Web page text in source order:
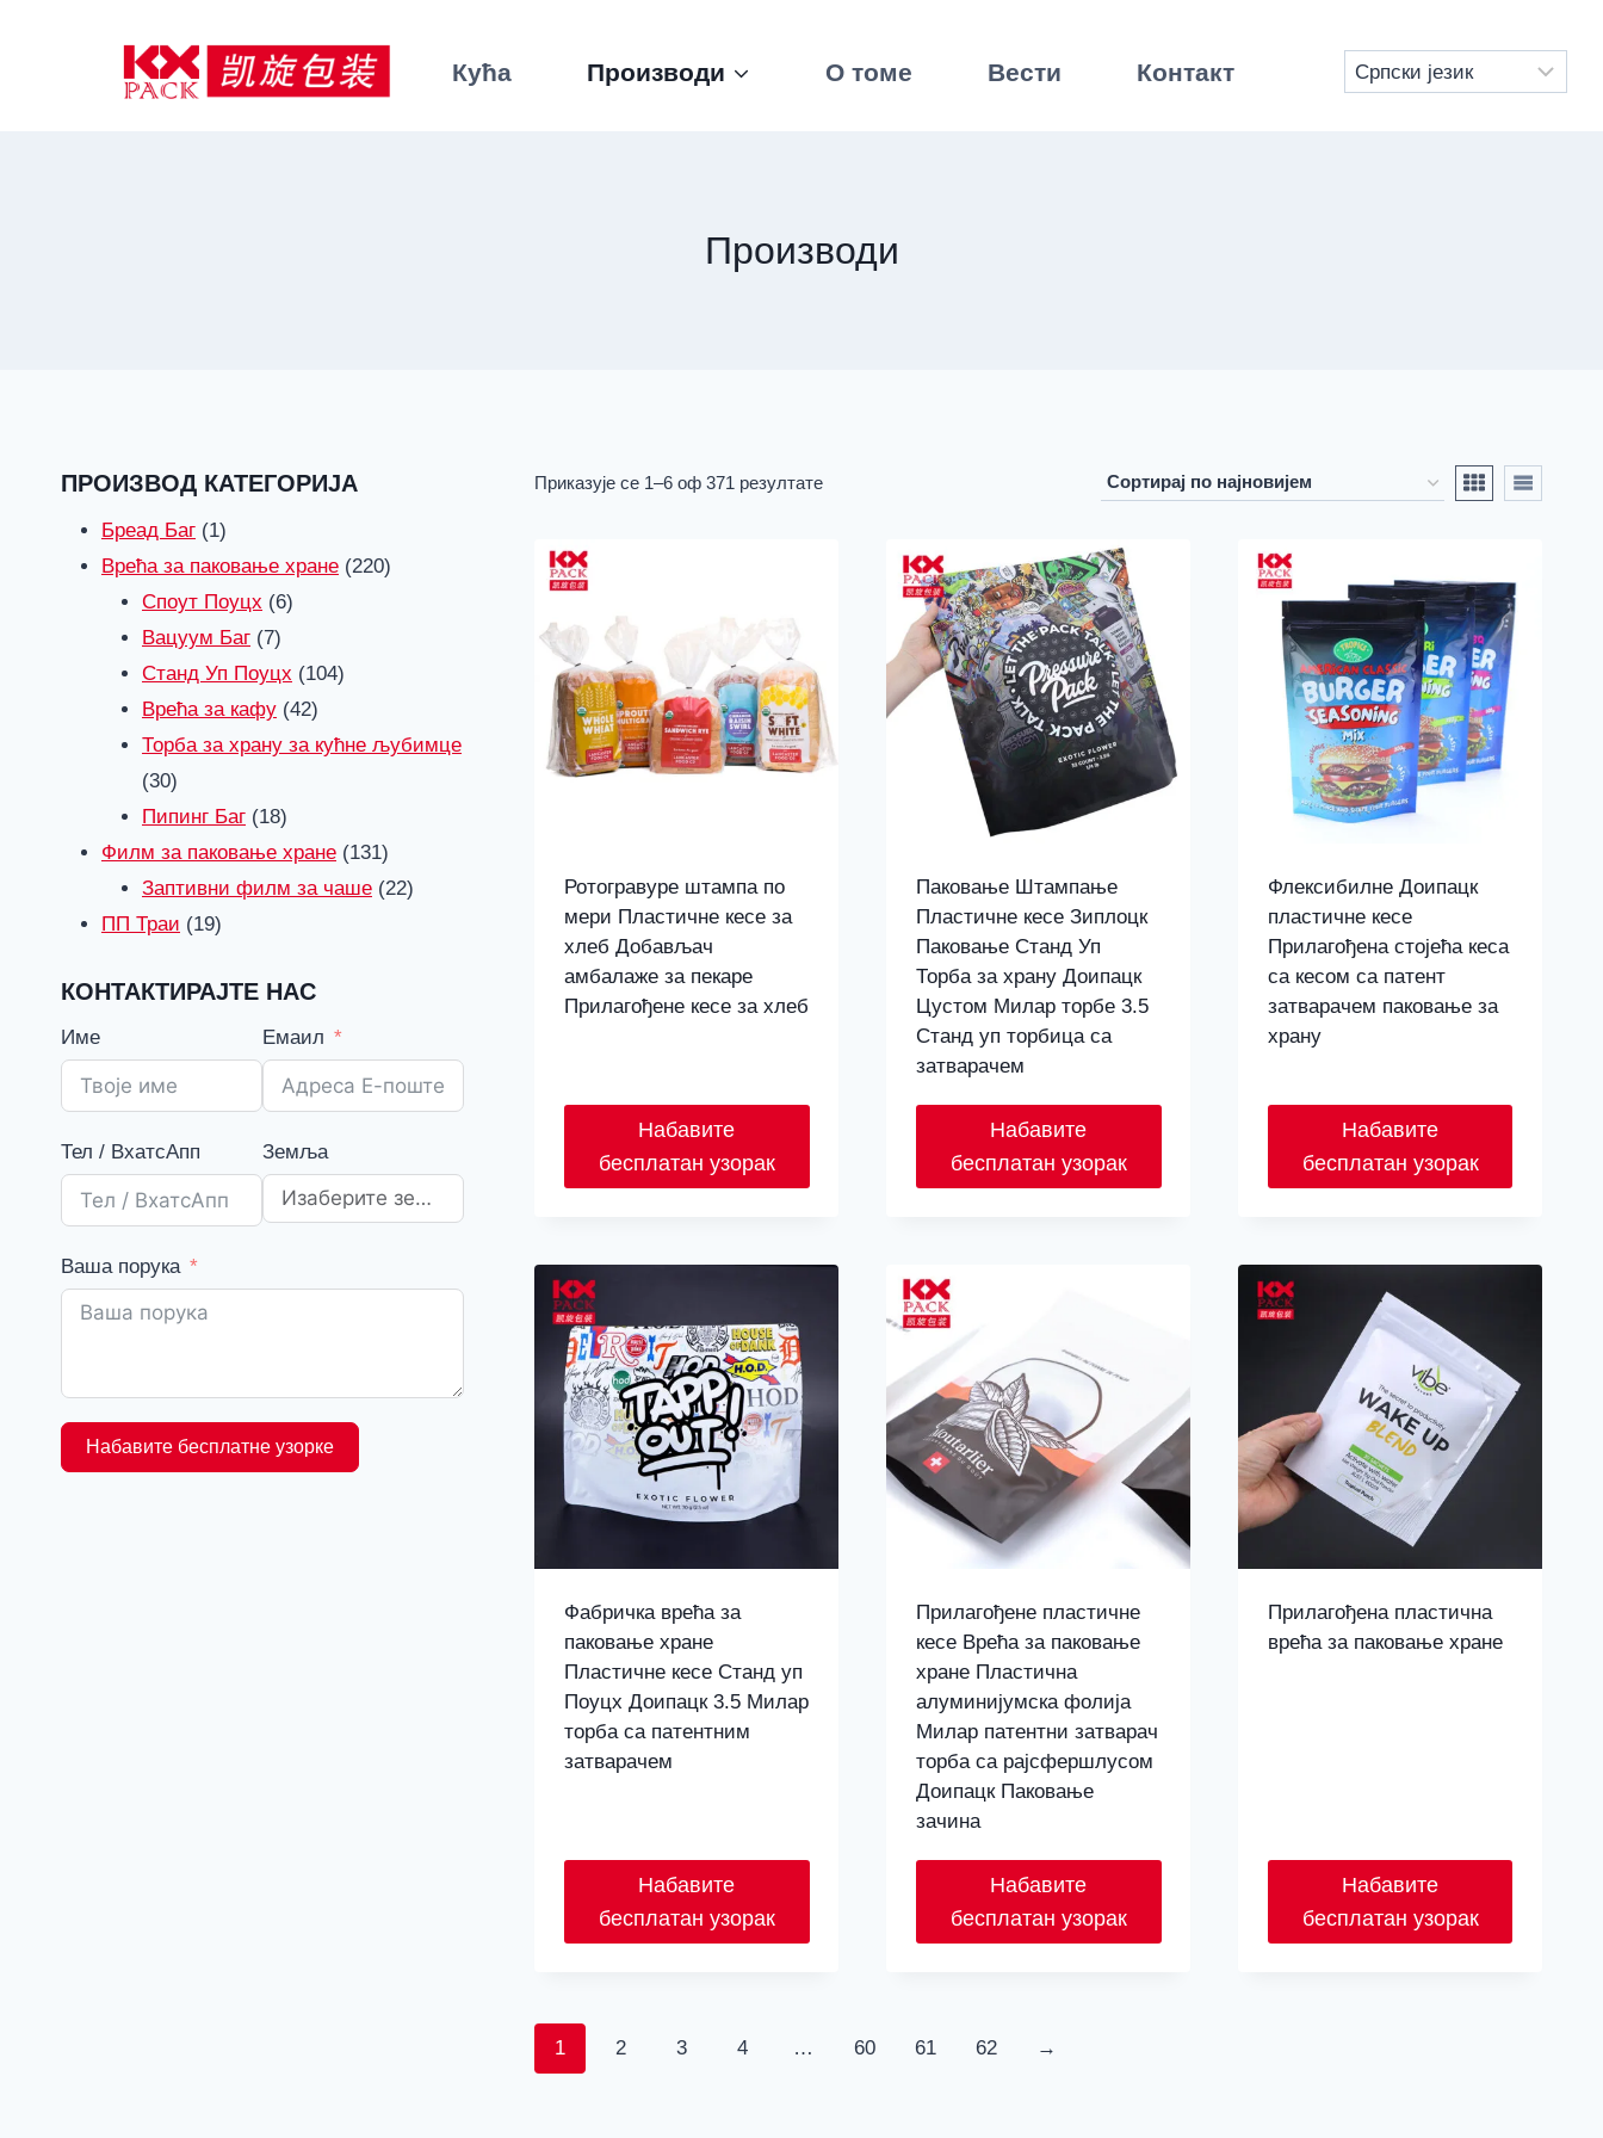
Кућа Производи О томе Вести Контакт
Производи
Приказује се 1–6 оф 371 резултатеСортирано
најновијем
Ротогравуре штампа по
мери Пластичне кесе за
хлеб Добављач
амбалаже за пекаре
Прилагођене кесе за хлеб
Набавите
бесплатан узорак
Паковање Штампање
Пластичне кесе Зиплоцк
Паковање Станд Уп
Торба за храну Доипацк
Цустом Милар торбе 3.5
Станд уп торбица са
затварачем
Набавите
бесплатан узорак
Флексибилне Доипацк
пластичне кесе
Прилагођена стојећа кеса
са кесом са патент
затварачем паковање за
храну
Набавите
бесплатан узорак
Фабричка врећа за
паковање хране
Пластичне кесе Станд уп
Поуцх Доипацк 3.5 Милар
торба са патентним
затварачем
Набавите
бесплатан узорак
Прилагођене пластичне
кесе Врећа за паковање
хране Пластична
алуминијумска фолија
Милар патентни затварач
торба са рајсфершлусом
Доипацк Паковање
зачина
Набавите
бесплатан узорак
Прилагођена пластична
врећа за паковање хране
Набавите
бесплатан узорак
1 2 3 4 … 60 61 62 →
ПРОИЗВОД КАТЕГОРИЈА
Бреад Баг 11
производ
Врећа за паковање хране 220220
Споут Поуцх 66
Вацуум Баг 77
производи
Станд Уп Поуцх 104104
Врећа за кафу 4242
производи
Торба за храну за кућне љубимце
3030
производи
Пипинг Баг 1818
производи
Филм за паковање хране 131131
производи
Заптивни филм за чаше 2222
ПП Траи 1919
КОНТАКТИРАЈТЕ НАС
Име Емаил
Тел / ВхатсАпп Земља
Ваша порука
Набавите бесплатне узорке